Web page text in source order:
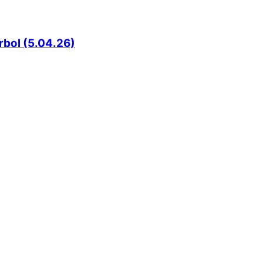
(5.04.26)